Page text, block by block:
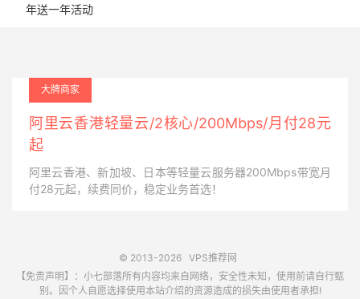
年送一年活动
大牌商家
阿里云香港轻量云/2核心/200Mbps/月付28元
起
阿里云香港、新加坡、日本等轻量云服务器200Mbps带宽月
付28元起，续费同价，稳定业务首选！
© 2013-2026 VPS推荐网
【免责声明】：小七部落所有内容均来自网络，安全性未知，使用前请自行甄
别。因个人自愿选择使用本站介绍的资源造成的损失由使用者承担!